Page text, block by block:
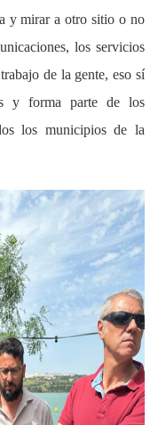
y mirar a otro sitio o no
los servicios
de la gente, eso sí
y forma parte de los
los municipios de la